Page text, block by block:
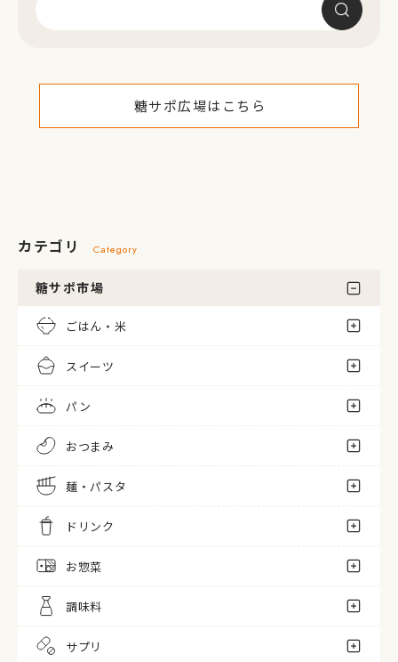
糖サポ広場はこちら
カテゴリ Category
糖サポ市場
ごはん・米
スイーツ
パン
おつまみ
麺・パスタ
ドリンク
お惣菜
調味料
サプリ